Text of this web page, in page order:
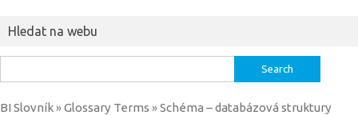
Hledat na webu
for:
BI Slovník»Glossary Terms »Schéma – databázová struktury